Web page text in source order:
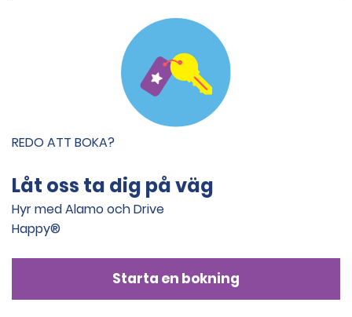
REDO ATT BOKA?
Låt oss ta dig på väg
Hyr med Alamo och Drive
Happy®
Starta en bokning